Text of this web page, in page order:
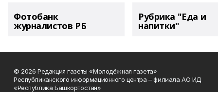
Фотобанк
журналистов РБ
Рубрика "Еда и
напитки"
© 2026 Редакция газеты «Молодёжная газета»
Республиканского информационного центра – филиала АО ИД
«Республика Башкортостан»